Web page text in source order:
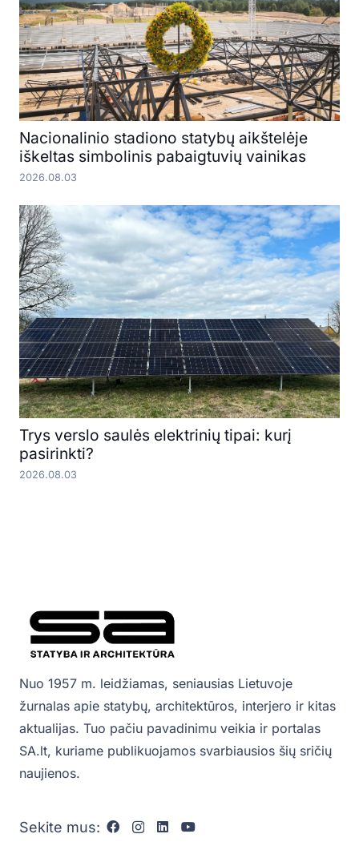
Nacionalinio stadiono statybų aikštelėje
iškeltas simbolinis pabaigtuvių vainikas
2026.08.03
Trys verslo saulės elektrinių tipai: kurį
pasirinkti?
2026.08.03
Nuo 1957 m. leidžiamas, seniausias Lietuvoje
žurnalas apie statybų, architektūros, interjero ir kitas
aktualijas. Tuo pačiu pavadinimu veikia ir portalas
SA.lt, kuriame publikuojamos svarbiausios šių sričių
naujienos.
Sekite mus: